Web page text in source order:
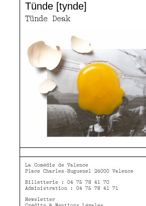
Tünde [tynde]
Tünde Deak
La Comédie de Valence
Place Charles-Huguenel 26000 Valence
Billetterie : 04 75 78 41 70
Administration : 04 75 78 41 71
Newsletter